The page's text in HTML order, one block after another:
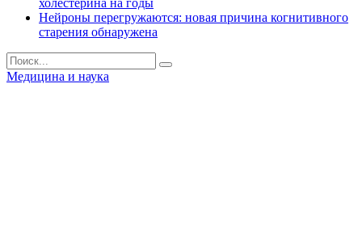
холестерина на годы
Нейроны перегружаются: новая причина когнитивного
старения обнаружена
Медицина и наука